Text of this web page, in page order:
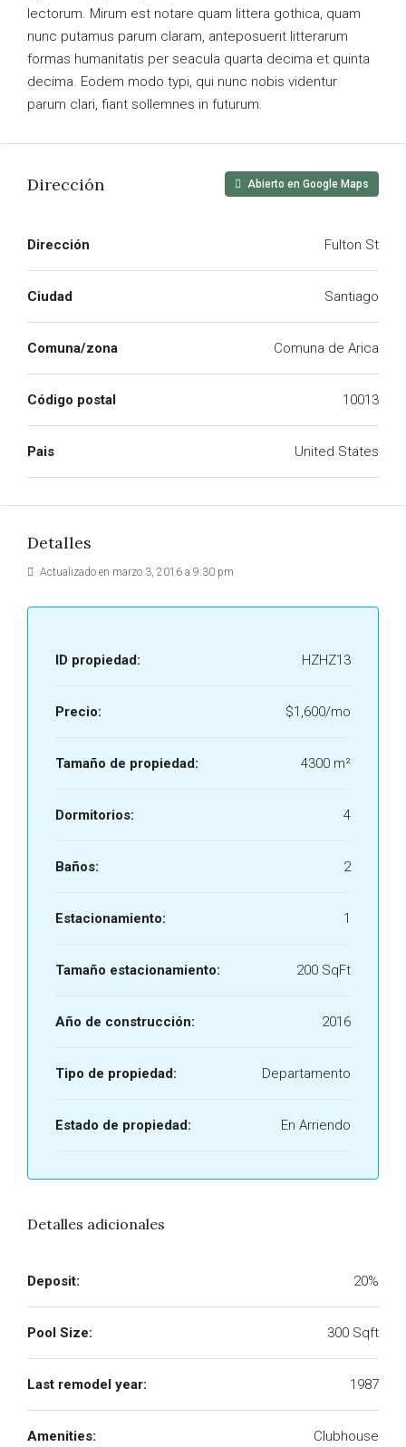
lectorum. Mirum est notare quam littera gothica, quam
nunc putamus parum claram, anteposuerit litterarum
formas humanitatis per seacula quarta decima et quinta
decima. Eodem modo typi, qui nunc nobis videntur
parum clari, fiant sollemnes in futurum.
Dirección Abierto en Google Maps
Dirección Fulton St
Ciudad Santiago
Comuna/zona Comuna de Arica
Código postal 10013
Pais United States
Detalles
Actualizado en marzo 3, 2016 a 9:30 pm
ID propiedad: HZHZ13
Precio: $1,600/mo
Tamaño de propiedad: 4300 m²
Dormitorios: 4
Baños: 2
Estacionamiento: 1
Tamaño estacionamiento: 200 SqFt
Año de construcción: 2016
Tipo de propiedad: Departamento
Estado de propiedad: En Arriendo
Detalles adicionales
Deposit: 20%
Pool Size: 300 Sqft
Last remodel year: 1987
Amenities: Clubhouse